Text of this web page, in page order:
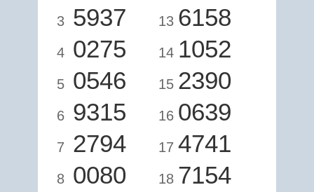
3 5937
4 0275
5 0546
6 9315
7 2794
8 0080
13 6158
14 1052
15 2390
16 0639
17 4741
18 7154